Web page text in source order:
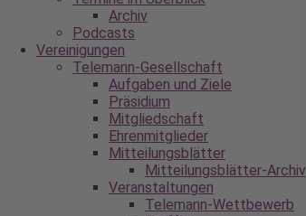
Archiv
Podcasts
Vereinigungen
Telemann-Gesellschaft
Aufgaben und Ziele
Präsidium
Mitgliedschaft
Ehrenmitglieder
Mitteilungsblätter
Mitteilungsblätter-Archiv
Veranstaltungen
Telemann-Wettbewerb